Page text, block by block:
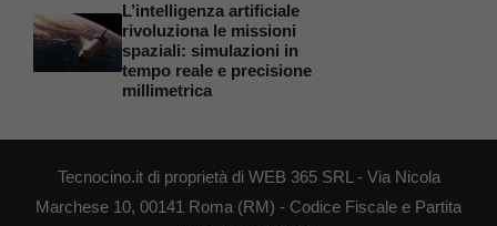
L’intelligenza artificiale
rivoluziona le missioni
spaziali: simulazioni in
tempo reale e precisione
millimetrica
Tecnocino.it di proprietà di WEB 365 SRL - Via Nicola
Marchese 10, 00141 Roma (RM) - Codice Fiscale e Partita